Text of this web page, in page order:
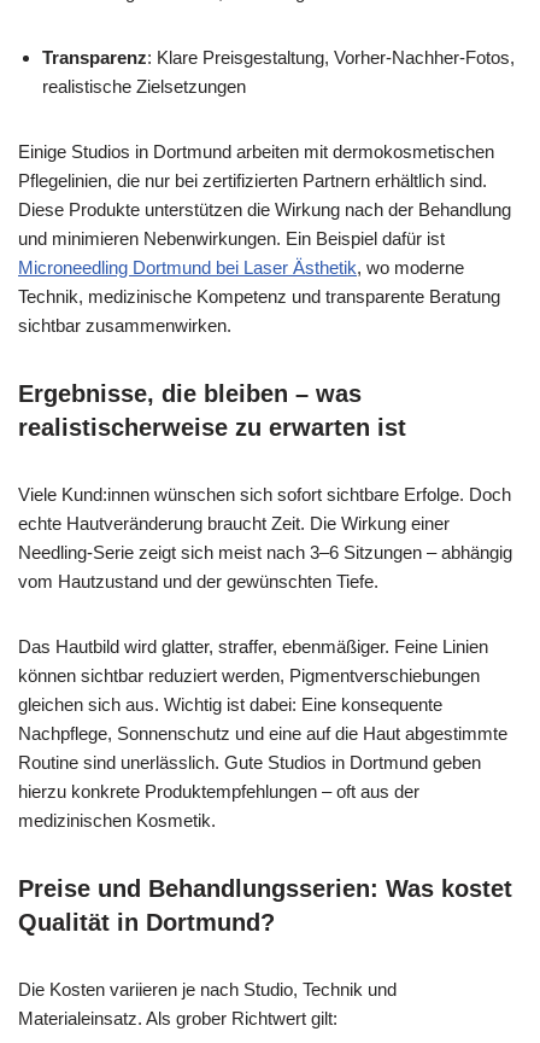
Transparenz: Klare Preisgestaltung, Vorher-Nachher-Fotos,
realistische Zielsetzungen
Einige Studios in Dortmund arbeiten mit dermokosmetischen
Pflegelinien, die nur bei zertifizierten Partnern erhältlich sind.
Diese Produkte unterstützen die Wirkung nach der Behandlung
und minimieren Nebenwirkungen. Ein Beispiel dafür ist
Microneedling Dortmund bei Laser Ästhetik, wo moderne
Technik, medizinische Kompetenz und transparente Beratung
sichtbar zusammenwirken.
Ergebnisse, die bleiben – was
realistischerweise zu erwarten ist
Viele Kund:innen wünschen sich sofort sichtbare Erfolge. Doch
echte Hautveränderung braucht Zeit. Die Wirkung einer
Needling-Serie zeigt sich meist nach 3–6 Sitzungen – abhängig
vom Hautzustand und der gewünschten Tiefe.
Das Hautbild wird glatter, straffer, ebenmäßiger. Feine Linien
können sichtbar reduziert werden, Pigmentverschiebungen
gleichen sich aus. Wichtig ist dabei: Eine konsequente
Nachpflege, Sonnenschutz und eine auf die Haut abgestimmte
Routine sind unerlässlich. Gute Studios in Dortmund geben
hierzu konkrete Produktempfehlungen – oft aus der
medizinischen Kosmetik.
Preise und Behandlungsserien: Was kostet
Qualität in Dortmund?
Die Kosten variieren je nach Studio, Technik und
Materialeinsatz. Als grober Richtwert gilt: